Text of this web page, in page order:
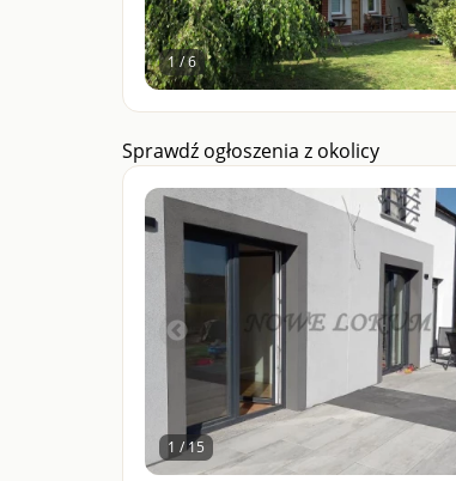
1 / 6
Sprawdź ogłoszenia z okolicy
1 / 15